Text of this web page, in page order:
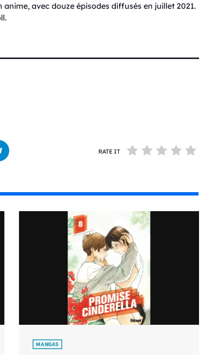
avec douze épisodes diffusés en juillet 2021.
RATE IT
MANGAS